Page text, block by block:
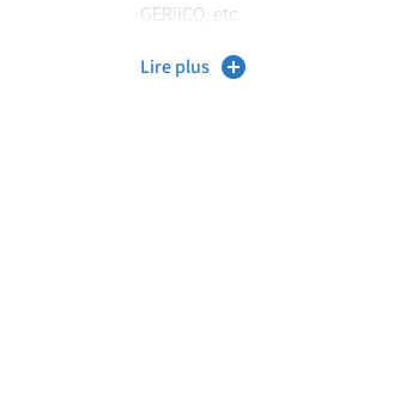
GERiiCO, etc.
Une participation à une journée
Lire plus